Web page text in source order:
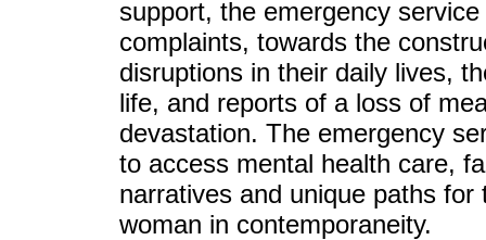
support, the emergency
complaints, towards the
disruptions in their daily lives,
life, and reports of a loss of
devastation. The emergency
to access mental health care,
narratives and unique paths
woman in contemporaneity.